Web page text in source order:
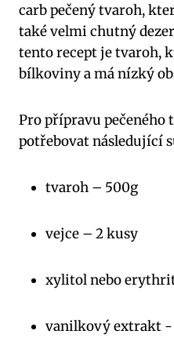
carb‌ pečený⁣ tvaroh,
také velmi chutný
tento recept je tvaroh,
bílkoviny‍ a má‌ nízký
Pro přípravu pečeného
potřebovat následující
tvaroh – ‌500g
vejce – 2 kusy
xylitol nebo
vanilkový extrakt -⁢